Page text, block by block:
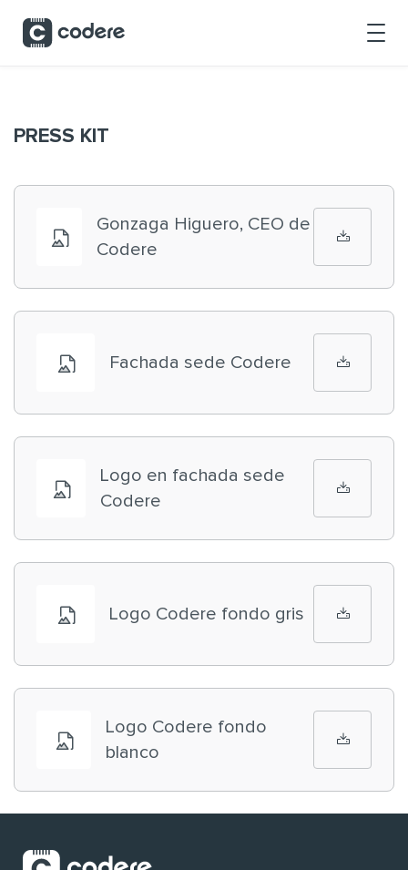
PRESS KIT
Gonzaga Higuero, CEO de
Codere
Fachada sede Codere
Logo en fachada sede
Codere
Logo Codere fondo gris
Logo Codere fondo
blanco